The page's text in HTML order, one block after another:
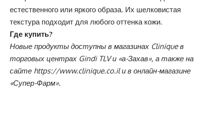
естественного или яркого образа. Их шелковистая
текстура подходит для любого оттенка кожи.
Где купить?
Новые продукты доступны в магазинах Clinique в
торговых центрах Gindi TLV и «а-Захав», а также на
сайте https://www.clinique.co.il и в онлайн-магазине
«Супер-Фарм».